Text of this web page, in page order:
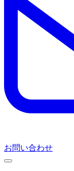
お問い合わせ